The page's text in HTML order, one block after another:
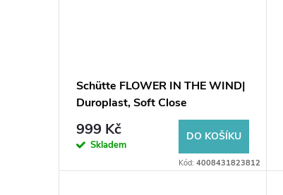
Schütte FLOWER IN THE WIND|
Duroplast, Soft Close
999 Kč
Skladem
DO KOŠÍKU
Kód:4008431823812